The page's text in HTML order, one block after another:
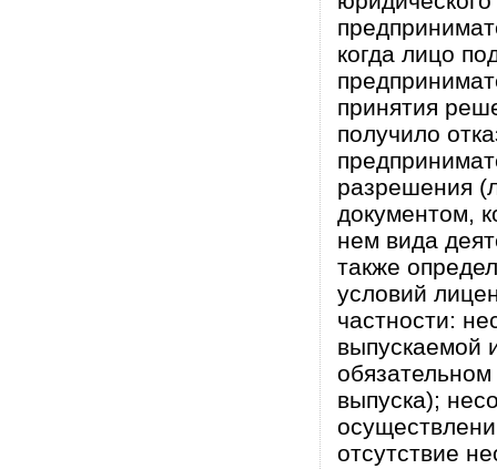
когда лицо
принятия
получило
разрешения
документом,
нем вида
также
условий
частности:
выпускаемой
обязательном
выпуска);
отсутствие